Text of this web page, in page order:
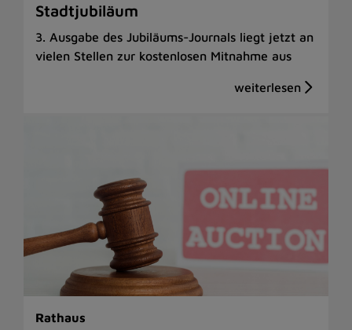
Stadtjubiläum
3. Ausgabe des Jubiläums-Journals liegt jetzt an
vielen Stellen zur kostenlosen Mitnahme aus
Rathaus